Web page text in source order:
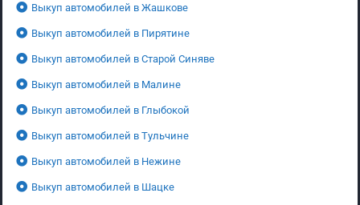
Выкуп автомобилей в Жашкове
Выкуп автомобилей в Пирятине
Выкуп автомобилей в Старой Синяве
Выкуп автомобилей в Малине
Выкуп автомобилей в Глыбокой
Выкуп автомобилей в Тульчине
Выкуп автомобилей в Нежине
Выкуп автомобилей в Шацке